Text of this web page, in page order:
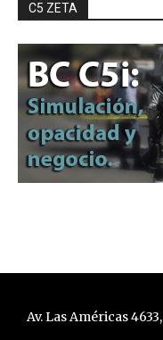
C5 ZETA
Av. Las Américas